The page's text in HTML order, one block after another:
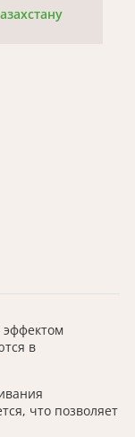
эффектом
в
что позволяет